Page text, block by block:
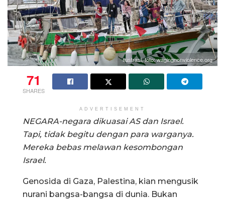
Ilustrasi, foto: wagingnonviolence.org
71
SHARES
ADVERTISEMENT
NEGARA-negara dikuasai AS dan Israel.
Tapi, tidak begitu dengan para warganya.
Mereka bebas melawan kesombongan
Israel.
Genosida di Gaza, Palestina, kian mengusik
nurani bangsa-bangsa di dunia. Bukan